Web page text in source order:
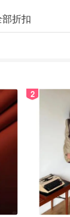
折扣
2